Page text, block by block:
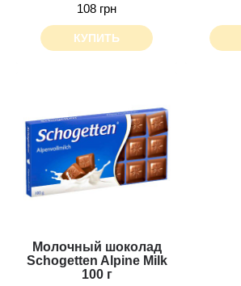
108 грн
КУПИТЬ
Молочный шоколад
Schogetten Alpine Milk
100 г